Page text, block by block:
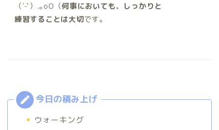
（´-`）.｡oO（何事においても、しっかりと
練習することは大切です。
ウォーキング